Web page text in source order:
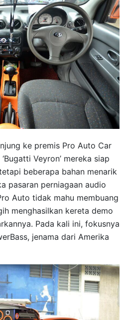
ke premis Pro Auto Car
Veyron’ mereka siap
beberapa bahan menarik
pasaran perniagaan audio
Auto tidak mahu membuang
menghasilkan kereta demo
Pada kali ini, fokusnya
jenama dari Amerika